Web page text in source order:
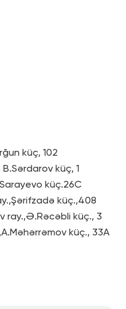
küç, 102
B.Sərdarov küç, 1
küç.26C
küç.,408
ray.,Ə.Rəcəbli küç., 3
küç., 33A